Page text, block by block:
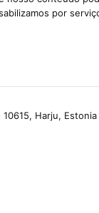
por
Harju,